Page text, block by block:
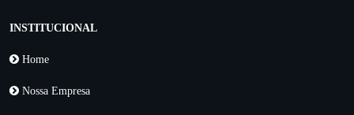
INSTITUCIONAL
Home
Nossa Empresa